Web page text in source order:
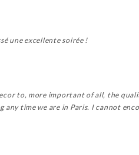
une excellente soirée !
to, more important of all, the
time we are in Paris. I cannot